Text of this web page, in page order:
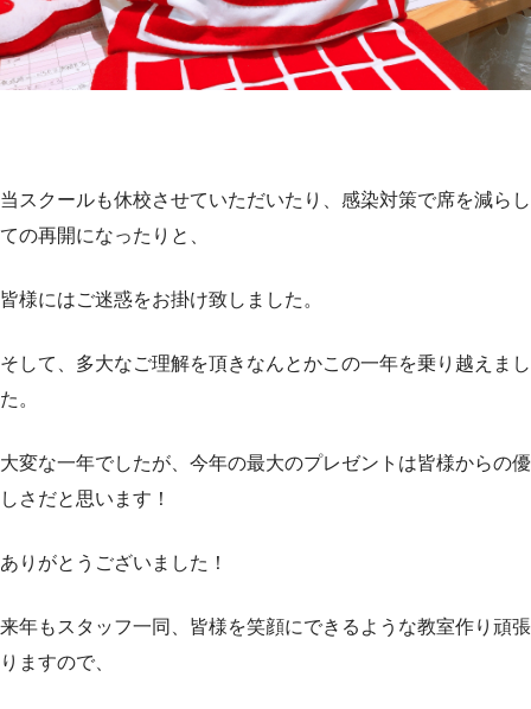
当スクールも休校させていただいたり、感染対策で席を減らし
ての再開になったりと、
皆様にはご迷惑をお掛け致しました。
そして、多大なご理解を頂きなんとかこの一年を乗り越えまし
た。
大変な一年でしたが、今年の最大のプレゼントは皆様からの優
しさだと思います！
ありがとうございました！
来年もスタッフ一同、皆様を笑顔にできるような教室作り頑張
りますので、